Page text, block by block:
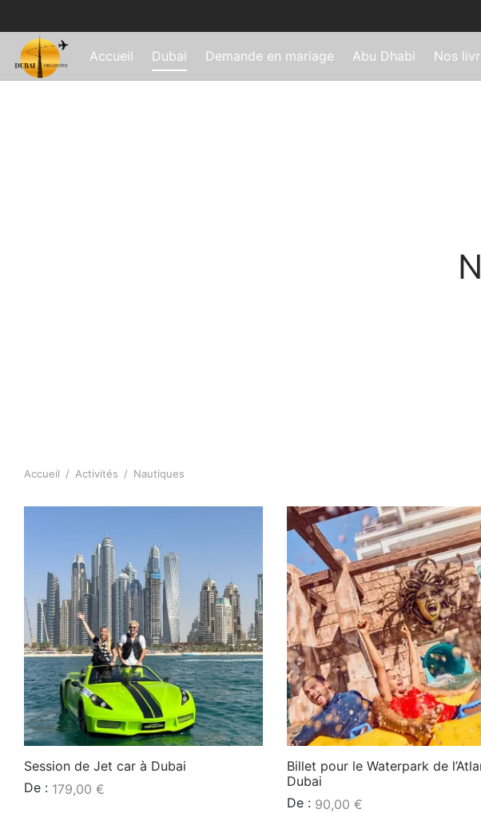
Accueil Dubai Demande en mariage Abu Dhabi Nos
Accueil / Activités / Nautiques
Session de Jet car à Dubai
De : 179,00 €
Billet pour le Waterpark de
Dubai
De : 90,00 €